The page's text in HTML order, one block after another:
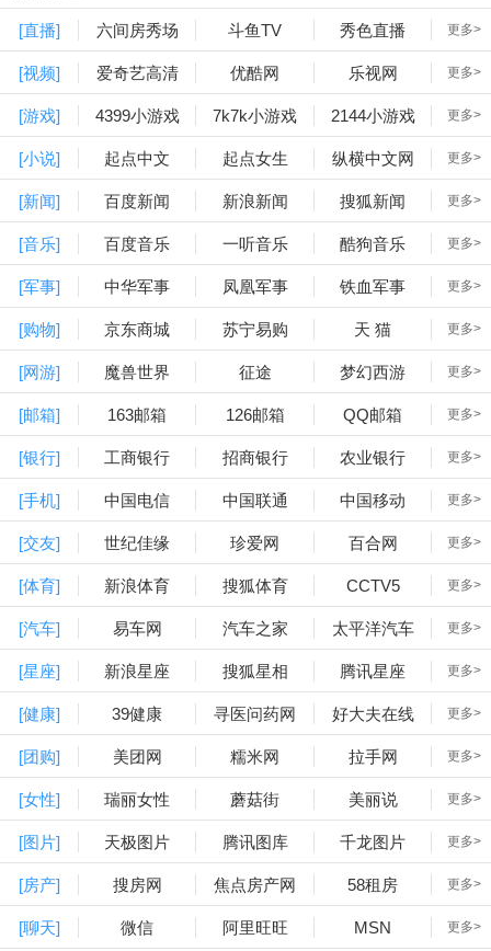
[直播] 六间房秀场 斗鱼TV 秀色直播 更多>
[视频] 爱奇艺高清 优酷网 乐视网 更多>
[游戏] 4399小游戏 7k7k小游戏 2144小游戏 更多>
[小说] 起点中文 起点女生 纵横中文网 更多>
[新闻] 百度新闻 新浪新闻 搜狐新闻 更多>
[音乐] 百度音乐 一听音乐 酷狗音乐 更多>
[军事] 中华军事 凤凰军事 铁血军事 更多>
[购物] 京东商城 苏宁易购 天 猫 更多>
[网游] 魔兽世界 征途 梦幻西游 更多>
[邮箱] 163邮箱 126邮箱 QQ邮箱 更多>
[银行] 工商银行 招商银行 农业银行 更多>
[手机] 中国电信 中国联通 中国移动 更多>
[交友] 世纪佳缘 珍爱网 百合网 更多>
[体育] 新浪体育 搜狐体育 CCTV5 更多>
[汽车] 易车网 汽车之家 太平洋汽车 更多>
[星座] 新浪星座 搜狐星相 腾讯星座 更多>
[健康] 39健康 寻医问药网 好大夫在线 更多>
[团购] 美团网 糯米网 拉手网 更多>
[女性] 瑞丽女性 蘑菇街 美丽说 更多>
[图片] 天极图片 腾讯图库 千龙图片 更多>
[房产] 搜房网 焦点房产网 58租房 更多>
[聊天] 微信 阿里旺旺 MSN 更多>